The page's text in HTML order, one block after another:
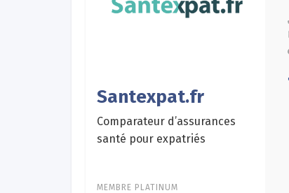
Santexpat.fr
Comparateur d’assurances
santé pour expatriés
MEMBRE PLATINUM